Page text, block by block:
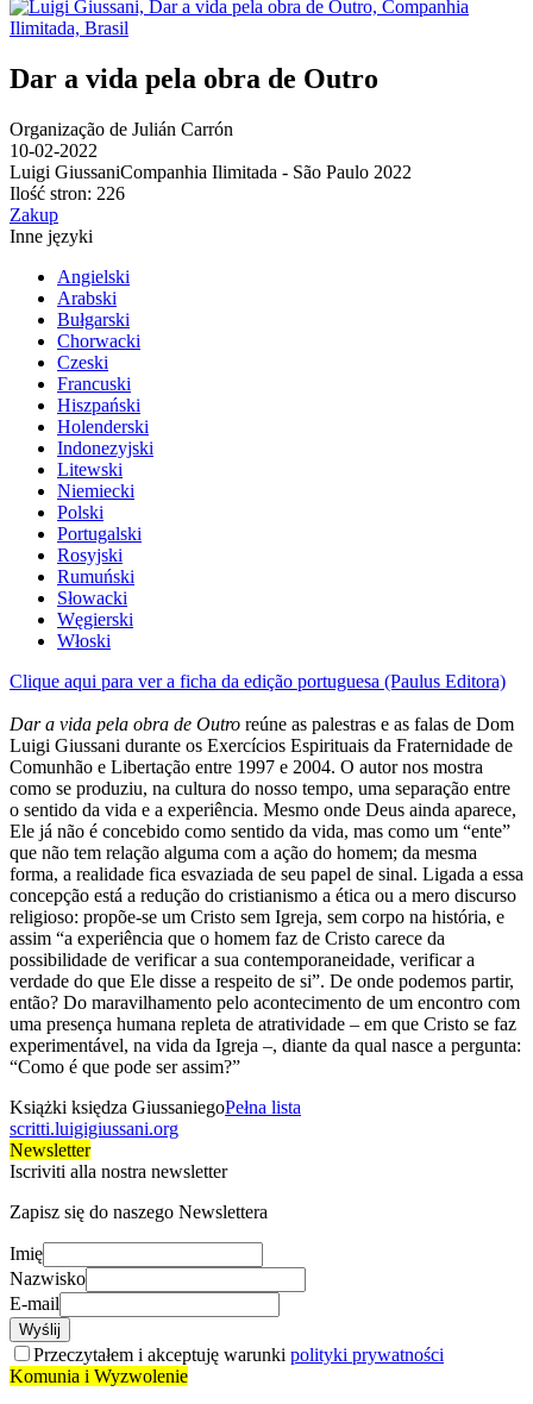
Dar a vida pela obra de Outro
Organização de Julián Carrón
10-02-2022
Luigi GiussaniCompanhia Ilimitada - São Paulo 2022
Ilość stron: 226
Zakup
Inne języki
Angielski
Arabski
Bułgarski
Chorwacki
Czeski
Francuski
Hiszpański
Holenderski
Indonezyjski
Litewski
Niemiecki
Polski
Portugalski
Rosyjski
Rumuński
Słowacki
Węgierski
Włoski
Clique aqui para ver a ficha da edição portuguesa (Paulus Editora)
Dar a vida pela obra de Outro reúne as palestras e as falas de Dom
Luigi Giussani durante os Exercícios Espirituais da Fraternidade de
Comunhão e Libertação entre 1997 e 2004. O autor nos mostra
como se produziu, na cultura do nosso tempo, uma separação entre
o sentido da vida e a experiência. Mesmo onde Deus ainda aparece,
Ele já não é concebido como sentido da vida, mas como um “ente”
que não tem relação alguma com a ação do homem; da mesma
forma, a realidade fica esvaziada de seu papel de sinal. Ligada a essa
concepção está a redução do cristianismo a ética ou a mero discurso
religioso: propõe-se um Cristo sem Igreja, sem corpo na história, e
assim “a experiência que o homem faz de Cristo carece da
possibilidade de verificar a sua contemporaneidade, verificar a
verdade do que Ele disse a respeito de si”. De onde podemos partir,
então? Do maravilhamento pelo acontecimento de um encontro com
uma presença humana repleta de atratividade – em que Cristo se faz
experimentável, na vida da Igreja –, diante da qual nasce a pergunta:
“Como é que pode ser assim?”
Książki księdza GiussaniegoPełna lista
scritti.luigigiussani.org
Newsletter
Iscriviti alla nostra newsletter
Zapisz się do naszego Newslettera
Imię
Nazwisko
E-mail
Wyślij
Przeczytałem i akceptuję warunki polityki prywatności
Komunia i Wyzwolenie